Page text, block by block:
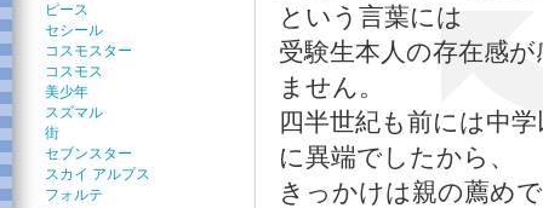
ピース
セシール
コスモスター
コスモス
美少年
スズマル
街
セブンスター
スカイ アルプス
フォルテ
という言葉には
受験生本人の存在感
ません。
四半世紀も前には中
に異端でしたから、
きっかけは親の薦め